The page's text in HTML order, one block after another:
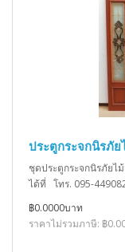
ประตูกระจกนิรภัย
ชุดประตูกระจกนิรภัยไ
ได้ที่ โทร. 095-
฿0.0000บาท
ราคาไม่รวมภาษี: ฿